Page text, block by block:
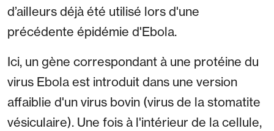
d’ailleurs déjà été utilisé lors d'une
précédente épidémie d'Ebola.
Ici, un gène correspondant à une protéine du
virus Ebola est introduit dans une version
affaiblie d'un virus bovin (virus de la stomatite
vésiculaire). Une fois à l'intérieur de la cellule,